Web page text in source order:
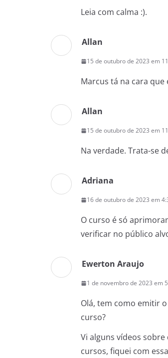
Leia com calma :).
Allan
15 de outubro de 2023 em
Marcus tá na cara que
Allan
15 de outubro de 2023 em
Na verdade. Trata-se
Adriana
16 de outubro de 2023 em
O curso é só
verificar no público
Ewerton Araujo
1 de novembro de 2023 em
Olá, tem como emitir
curso?
Vi alguns vídeos
cursos, fiquei com